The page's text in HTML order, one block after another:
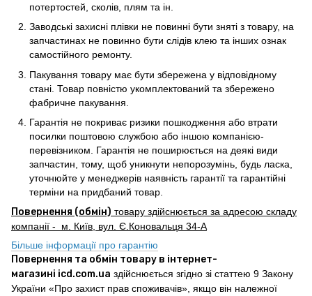
потертостей, сколів, плям та ін.
Заводські захисні плівки не повинні бути зняті з товару, на
запчастинах не повинно бути слідів клею та інших ознак
самостійного ремонту.
Пакування товару має бути збережена у відповідному
стані. Товар повністю укомплектований та збережено
фабричне пакування.
Гарантія не покриває ризики пошкодження або втрати
посилки поштовою службою або іншою компанією-
перевізником. Гарантія не поширюється на деякі види
запчастин, тому, щоб уникнути непорозумінь, будь ласка,
уточнюйте у менеджерів наявність гарантії та гарантійні
терміни на придбаний товар.
Повернення (обмін) товару здійснюється за адресою складу
компанії - м. Київ, вул. Є.Коновальця 34-А
Більше інформації про гарантію
Повернення та обмін товару в інтернет-
магазині icd.com.ua здійснюється згідно зі статтею 9 Закону
України «Про захист прав споживачів», якщо він належної